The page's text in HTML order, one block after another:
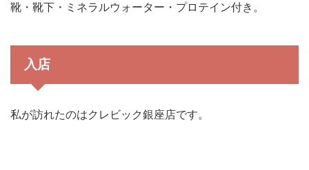
靴・靴下・ミネラルウォーター・プロテイン付き。
入店
私が訪れたのはクレビック銀座店です。